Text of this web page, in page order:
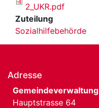
2_UKR.pdf
Zuteilung
Sozialhilfebehörde
Adresse
Gemeindeverwaltung
Hauptstrasse 64